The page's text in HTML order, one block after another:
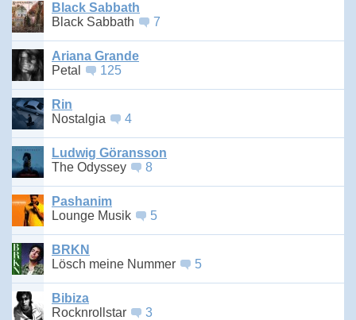
Black Sabbath
Black Sabbath
7
Ariana Grande
Petal
125
Rin
Nostalgia
4
Ludwig Göransson
The Odyssey
8
Pashanim
Lounge Musik
5
BRKN
Lösch meine Nummer
5
Bibiza
Rocknrollstar
3